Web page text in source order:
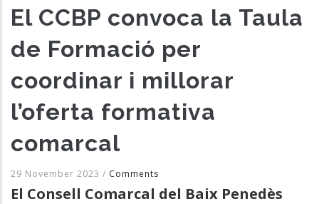
El CCBP convoca la Taula
de Formació per
coordinar i millorar
l’oferta formativa
comarcal
29 November 2023 / Comments
El Consell Comarcal del Baix Penedès